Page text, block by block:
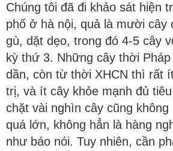
Chúng tôi đã đi khảo sát hiện
phố ở hà nội, quả là mười cây
gù, dặt dẹo, trong đó 4-5 cây
kỳ thứ 3. Những cây thời
dần, còn từ thời XHCN thì rất
trị, và ít cây khỏe mạnh đủ
chặt vài nghìn cây cũng
quá lớn, không hẳn là hàng
như báo nói. Tuy nhiên, cần